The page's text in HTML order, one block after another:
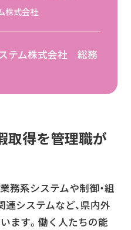
株式会社
テム株式会社 総務
取得を管理職が
務系システムや制御・組
連システムなど、県内外
ます。働く人たちの能